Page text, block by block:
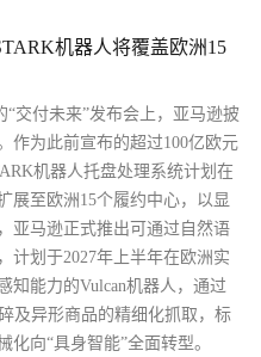
机器人将覆盖欧洲15
交付未来”发布会上，亚马逊披
作为此前宣布的超过100亿欧元
机器人托盘处理系统计划在
展至欧洲15个履约中心，以显
亚马逊正式推出可通过自然语
计划于2027年上半年在欧洲实
知能力的Vulcan机器人，通过
及异形商品的精细化抓取，标
向“具身智能”全面转型。